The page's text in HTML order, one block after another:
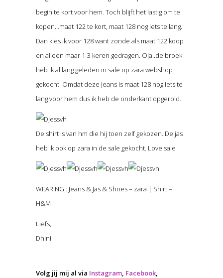
begin te kort voor hem. Toch blijft het lastig om te
kopen…maat 122 te kort, maat 128 nog iets te lang.
Dan kies ik voor 128 want zonde als maat 122 koop
en alleen maar 1-3 keren gedragen. Oja..de broek
heb ik al lang geleden in sale op zara webshop
gekocht. Omdat deze jeans is maat 128 nog iets te
lang voor hem dus ik heb de onderkant opgerold.
De shirt is van hm die hij toen zelf gekozen. De jas
heb ik ook op zara in de sale gekocht. Love sale
WEARING : Jeans & Jas & Shoes – zara | Shirt –
H&M
Liefs,
Dhini
Volg jij mij al via Instagram, Facebook,